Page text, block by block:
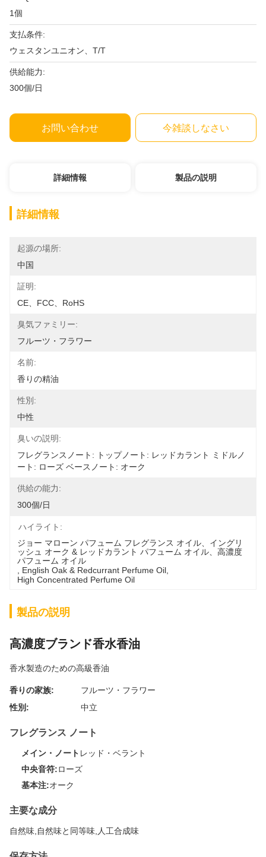
1個
支払条件:
ウェスタンユニオン、T/T
供給能力:
300個/日
お問い合わせ 今雑談しなさい
詳細情報 製品の説明
詳細情報
起源の場所:
中国
証明:
CE、FCC、RoHS
臭気ファミリー:
フルーツ・フラワー
名前:
香りの精油
性別:
中性
臭いの説明:
フレグランスノート: トップノート: レッドカラント ミドルノ
ート: ローズ ベースノート: オーク
供給の能力:
300個/日
ハイライト:
ジョー マローン パフューム フレグランス オイル、イングリ
ッシュ オーク & レッドカラント パフューム オイル、高濃度
パフューム オイル
English Oak & Redcurrant Perfume Oil
High Concentrated Perfume Oil
製品の説明
高濃度ブランド香水香油
香水製造のための高級香油
香りの家族:
フルーツ・フラワー
性別:
中立
フレグランス ノート
メイン・ノート レッド・ベラント
中央音符:ローズ
基本注:オーク
主要な成分
自然味,自然味と同等味,人工合成味